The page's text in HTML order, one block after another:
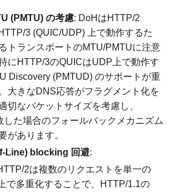
(PMTU) の考慮: DoHはHTTP/2
3 (QUIC/UDP) 上で動作するた
トランスポートのMTU/PMTUに注意
にHTTP/3のQUICはUDP上で動作す
Discovery (PMTUD) のサポートが重
大きなDNS応答がフラグメント化を
切なパケットサイズを考慮し、
した場合のフォールバックメカニズム
があります。
Line) blocking 回避:
2は複数のリクエストを単一の
で多重化することで、HTTP/1.1の